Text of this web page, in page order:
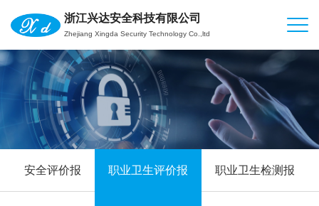
浙江兴达安全科技有限公司
Zhejiang Xingda Security Technology Co.,ltd
安全评价报 职业卫生评价报 职业卫生检测报